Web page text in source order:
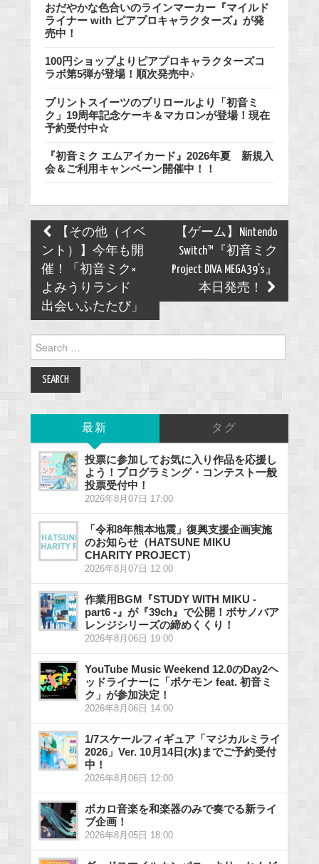
おだやかな色合いのラインマーカー『マイルド
ライナー with ピアプロキャラクターズ』が発
売中！
100円ショップよりピアプロキャラクターズコ
ラボ第5弾が登場！順次発売中♪
プリントスイーツのプリロールより「初音ミ
ク」19周年記念ケーキ＆マカロンが登場！現在
予約受付中☆
『初音ミク エムアイカード』2026年夏 新規入
会＆ご利用キャンペーン開催中！！
Post
navigation
【その他（イベ
ント）】今年も開
催！「初音ミク×
よみうりランド
出会いふたたび」
【ゲーム】Nintendo
Switch™『初音ミク
Project DIVA MEGA39’s』
本日発売！
for:
最新 タグ
投票に参加してお気に入り作品を応援し
よう！プログラミング・コンテスト一般
投票受付中！
2026年8月07日 17:00
「令和8年熊本地震」復興支援企画実施
のお知らせ（HATSUNE MIKU
CHARITY PROJECT）
2026年8月07日 12:00
作業用BGM『STUDY WITH MIKU -
part6 -』が『39ch』で公開！ボサノバア
レンジシリーズの締めくくり！
2026年8月06日 19:00
YouTube Music Weekend 12.0のDay2ヘ
ッドライナーに「ポケモン feat. 初音ミ
ク」が参加決定！
2026年8月06日 14:00
1/7スケールフィギュア「マジカルミライ
2026」Ver. 10月14日(水)までご予約受付
中！
2026年8月06日 12:00
ボカロ音楽を和楽器のみで奏でる新ライ
ブ企画！
2026年8月05日 18:00